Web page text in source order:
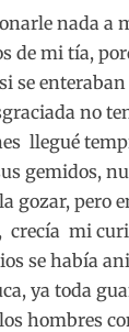
nada a
de mi tía,
se
no
llegué
gemidos,
gozar, pero
crecía mi
se había
ya toda
hombres